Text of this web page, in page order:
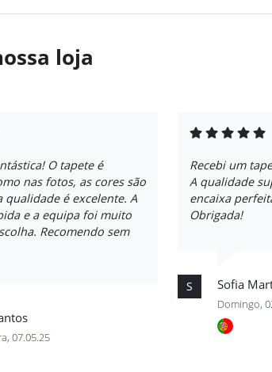
loja
O tapete é
nas fotos, as cores são
qualidade é excelente. A
e a equipa foi muito
Recomendo sem
07.05.25
Recebi um
A qualidade
encaixa
Obrigada!
S Sofia
Domingo,